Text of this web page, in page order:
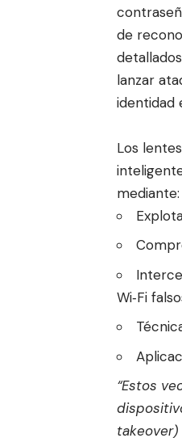
de
lanzar
identidad
Los
mediante:
Wi‑Fi
“Estos